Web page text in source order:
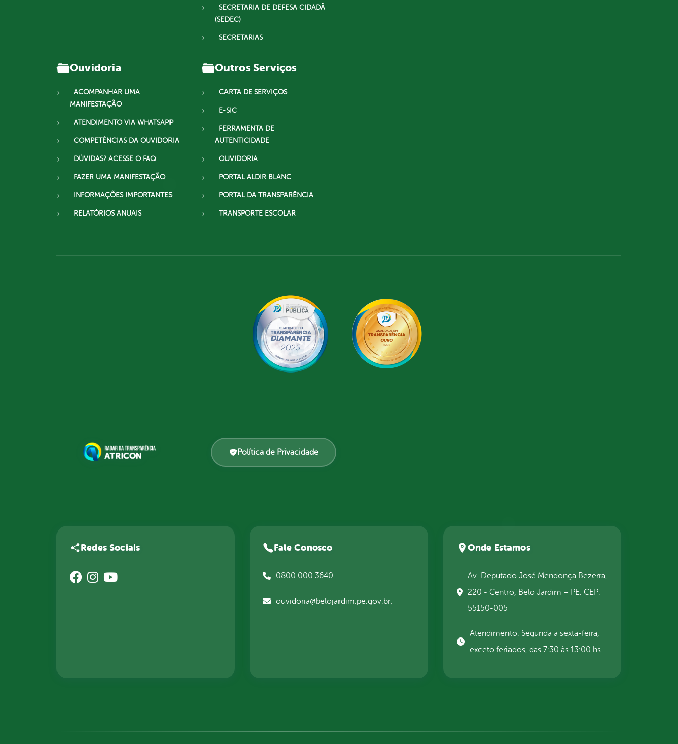
SECRETARIA DE DEFESA CIDADÃ
(SEDEC)
SECRETARIAS
Ouvidoria
ACOMPANHAR UMA
MANIFESTAÇÃO
ATENDIMENTO VIA WHATSAPP
COMPETÊNCIAS DA OUVIDORIA
DÚVIDAS? ACESSE O FAQ
FAZER UMA MANIFESTAÇÃO
INFORMAÇÕES IMPORTANTES
RELATÓRIOS ANUAIS
Outros Serviços
CARTA DE SERVIÇOS
E-SIC
FERRAMENTA DE
AUTENTICIDADE
OUVIDORIA
PORTAL ALDIR BLANC
PORTAL DA TRANSPARÊNCIA
TRANSPORTE ESCOLAR
Política de Privacidade
Redes Sociais Fale Conosco
0800 000 3640
ouvidoria@belojardim.pe.gov.br;
Onde Estamos
Av. Deputado José Mendonça Bezerra,
220 - Centro, Belo Jardim – PE. CEP:
55150-005
Atendimento: Segunda a sexta-feira,
exceto feriados, das 7:30 às 13:00 hs